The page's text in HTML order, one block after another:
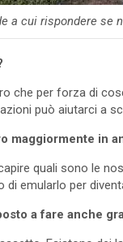
a cui rispondere se
che per forza di
può aiutarci a
maggiormente in
quali sono le
emularlo per
a fare anche